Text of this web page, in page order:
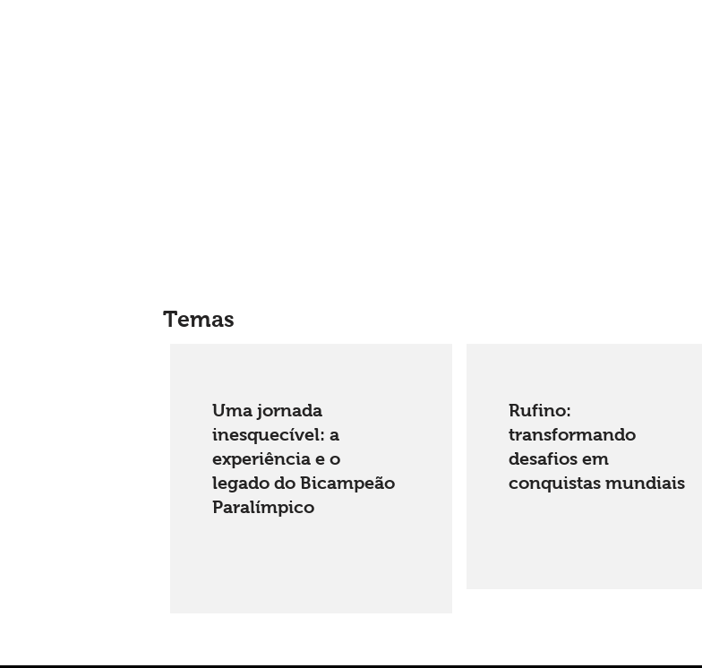
Uma jornada
inesquecível: a
experiência e o
legado do Bicampeão
Paralímpico
Rufino:
transformando
desafios em
conquistas mundiais
Temas